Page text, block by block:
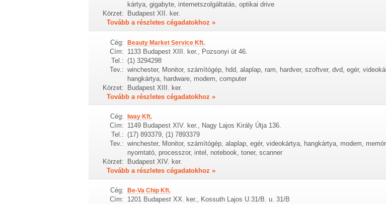
kártya, gigabyte, internetszolgáltatás, optikai drive
Körzet:
Budapest XII. ker.
Tovább a részletes cégadatokhoz »
Cég: Beauty Market Service Kft.
Cím: 1133 Budapest XIII. ker., Pozsonyi út 46.
Tel.: (1) 3294298
Tev.: winchester, Monitor, számítógép, hdd, alaplap, ram, hardver, szoftver, dvd, egér,
hangkártya, hardware, modem, computer
Körzet: Budapest XIII. ker.
Tovább a részletes cégadatokhoz »
Cég: Iway Kft.
Cím: 1149 Budapest XIV. ker., Nagy Lajos Király Útja 136.
Tel.: (17) 893379, (1) 7893379
Tev.: winchester, Monitor, számítógép, alaplap, egér, videokártya, hangkártya, modem,
nyomtató, processzor, intel, notebook, toner, scanner
Körzet:
Budapest XIV. ker.
Tovább a részletes cégadatokhoz »
Cég: Be-Va Chip Kft.
Cím: 1201 Budapest XX. ker., Kossuth Lajos U.31/B. u. 31/B